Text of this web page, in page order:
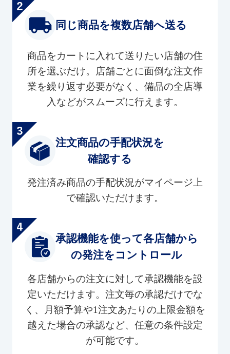
同じ商品を複数店舗へ送る
商品をカートに入れて送りたい店舗の住
所を選ぶだけ。店舗ごとに面倒な注文作
業を繰り返す必要がなく、備品の全店導
入などがスムーズに行えます。
注文商品の手配状況を
確認する
発注済み商品の手配状況がマイページ上
で確認いただけます。
承認機能を使って各店舗から
の発注をコントロール
各店舗からの注文に対して承認機能を設
定いただけます。注文毎の承認だけでな
く、月額予算や1注文あたりの上限金額を
越えた場合の承認など、任意の条件設定
が可能です。